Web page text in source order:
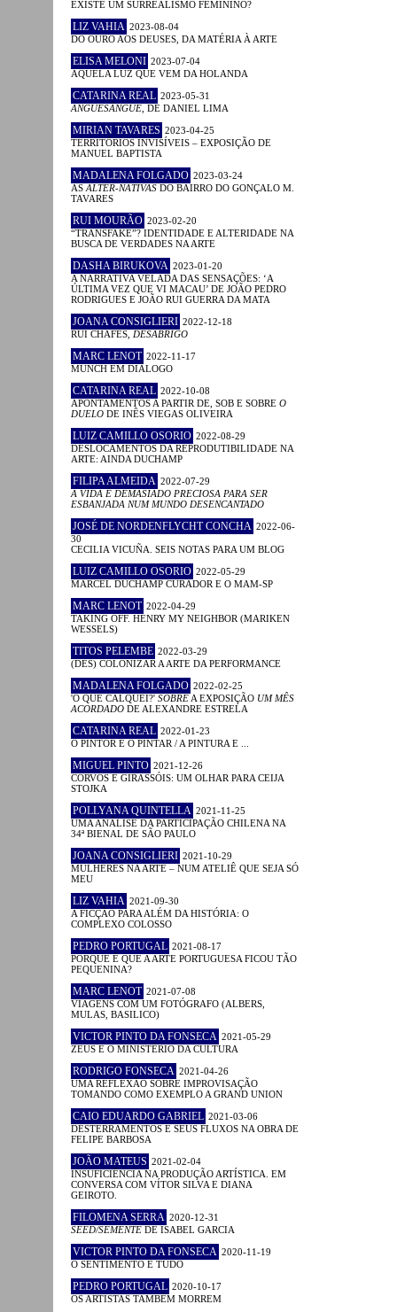
EXISTE UM SURREALISMO FEMININO?
LIZ VAHIA 2023-08-04
DO OURO AOS DEUSES, DA MATÉRIA À ARTE
ELISA MELONI 2023-07-04
AQUELA LUZ QUE VEM DA HOLANDA
CATARINA REAL 2023-05-31
ANGUESÂNGUE , DE DANIEL LIMA
MIRIAN TAVARES 2023-04-25
TERRITÓRIOS INVISÍVEIS – EXPOSIÇÃO DE
MANUEL BAPTISTA
MADALENA FOLGADO 2023-03-24
AS ALTER-NATIVAS DO BAIRRO DO GONÇALO M.
TAVARES
RUI MOURÃO 2023-02-20
“TRANSFAKE”? IDENTIDADE E ALTERIDADE NA
BUSCA DE VERDADES NA ARTE
DASHA BIRUKOVA 2023-01-20
A NARRATIVA VELADA DAS SENSAÇÕES: ‘A
ÚLTIMA VEZ QUE VI MACAU’ DE JOÃO PEDRO
RODRIGUES E JOÃO RUI GUERRA DA MATA
JOANA CONSIGLIERI 2022-12-18
RUI CHAFES, DESABRIGO
MARC LENOT 2022-11-17
MUNCH EM DIÁLOGO
CATARINA REAL 2022-10-08
APONTAMENTOS A PARTIR DE, SOB E SOBRE O
DUELO DE INÊS VIEGAS OLIVEIRA
LUIZ CAMILLO OSORIO 2022-08-29
DESLOCAMENTOS DA REPRODUTIBILIDADE NA
ARTE: AINDA DUCHAMP
FILIPA ALMEIDA 2022-07-29
A VIDA É DEMASIADO PRECIOSA PARA SER
ESBANJADA NUM MUNDO DESENCANTADO
JOSÉ DE NORDENFLYCHT CONCHA 2022-06-
30
CECILIA VICUÑA. SEIS NOTAS PARA UM BLOG
LUIZ CAMILLO OSORIO 2022-05-29
MARCEL DUCHAMP CURADOR E O MAM-SP
MARC LENOT 2022-04-29
TAKING OFF. HENRY MY NEIGHBOR (MARIKEN
WESSELS)
TITOS PELEMBE 2022-03-29
(DES) COLONIZAR A ARTE DA PERFORMANCE
MADALENA FOLGADO 2022-02-25
'O QUE CALQUEI?' SOBRE A EXPOSIÇÃO UM MÊS
ACORDADO DE ALEXANDRE ESTRELA
CATARINA REAL 2022-01-23
O PINTOR E O PINTAR / A PINTURA E ...
MIGUEL PINTO 2021-12-26
CORVOS E GIRASSÓIS: UM OLHAR PARA CEIJA
STOJKA
POLLYANA QUINTELLA 2021-11-25
UMA ANÁLISE DA PARTICIPAÇÃO CHILENA NA
34ª BIENAL DE SÃO PAULO
JOANA CONSIGLIERI 2021-10-29
MULHERES NA ARTE – NUM ATELIÊ QUE SEJA SÓ
MEU
LIZ VAHIA 2021-09-30
A FICÇÃO PARA ALÉM DA HISTÓRIA: O
COMPLEXO COLOSSO
PEDRO PORTUGAL 2021-08-17
PORQUE É QUE A ARTE PORTUGUESA FICOU TÃO
PEQUENINA?
MARC LENOT 2021-07-08
VIAGENS COM UM FOTÓGRAFO (ALBERS,
MULAS, BASILICO)
VICTOR PINTO DA FONSECA 2021-05-29
ZEUS E O MINISTÉRIO DA CULTURA
RODRIGO FONSECA 2021-04-26
UMA REFLEXÃO SOBRE IMPROVISAÇÃO
TOMANDO COMO EXEMPLO A GRAND UNION
CAIO EDUARDO GABRIEL 2021-03-06
DESTERRAMENTOS E SEUS FLUXOS NA OBRA DE
FELIPE BARBOSA
JOÃO MATEUS 2021-02-04
INSUFICIÊNCIA NA PRODUÇÃO ARTÍSTICA. EM
CONVERSA COM VÍTOR SILVA E DIANA
GEIROTO.
FILOMENA SERRA 2020-12-31
SEED/SEMENTE DE ISABEL GARCIA
VICTOR PINTO DA FONSECA 2020-11-19
O SENTIMENTO É TUDO
PEDRO PORTUGAL 2020-10-17
OS ARTISTAS TAMBÉM MORREM